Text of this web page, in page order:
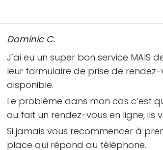
Dominic C.
J’ai eu un super bon service MAIS
leur formulaire de prise de
disponible.
Le problème dans mon cas c’est
ou fait un rendez-vous en ligne, ils
Si jamais vous recommencer à
place qui répond au téléphone.